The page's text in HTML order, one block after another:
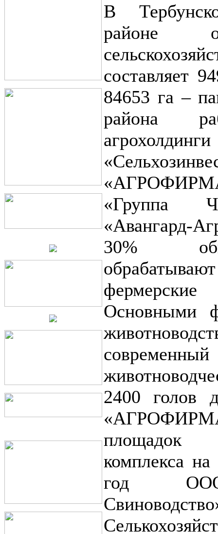
В
районе
составляет
84653 га –
района
«Группа
«Авангард-
30%
Основными
2400 голов
площадок
комплекса
год ООО